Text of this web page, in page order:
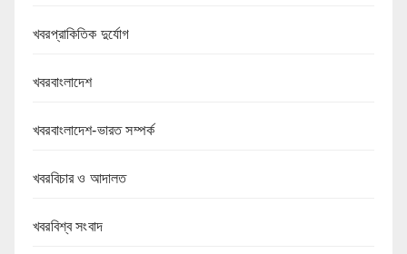
খবরপ্রাকিতিক দুর্যোগ
খবরবাংলাদেশ
খবরবাংলাদেশ-ভারত সম্পর্ক
খবরবিচার ও আদালত
খবরবিশ্ব সংবাদ